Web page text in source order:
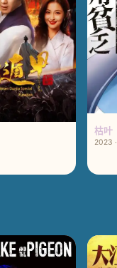
枯叶
2023 ·